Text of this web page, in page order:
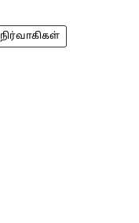
நிர்வாகிகள்